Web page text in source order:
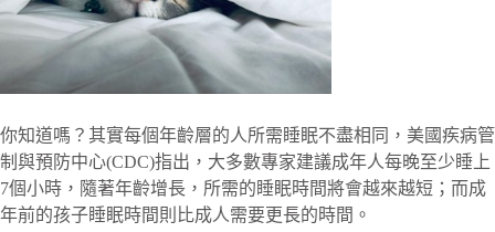
你知道嗎？其實每個年齡層的人所需睡眠不盡相同，美國疾病管
制與預防中心(CDC)指出，大多數專家建議成年人每晚至少睡上
7個小時，隨著年齡增長，所需的睡眠時間將會越來越短；而成
年前的孩子睡眠時間則比成人需要更長的時間。